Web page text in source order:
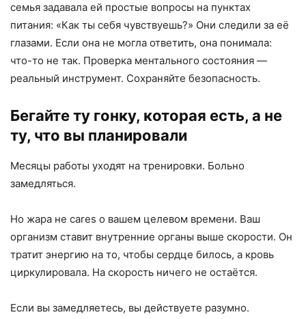
семья задавала ей простые вопросы на пунктах
питания: «Как ты себя чувствуешь?» Они следили за её
глазами. Если она не могла ответить, она понимала:
что-то не так. Проверка ментального состояния —
реальный инструмент. Сохраняйте безопасность.
Бегайте ту гонку, которая есть, а не
ту, что вы планировали
Месяцы работы уходят на тренировки. Больно
замедляться.
Но жара не cares о вашем целевом времени. Ваш
организм ставит внутренние органы выше скорости. Он
тратит энергию на то, чтобы сердце билось, а кровь
циркулировала. На скорость ничего не остаётся.
Если вы замедляетесь, вы действуете разумно.